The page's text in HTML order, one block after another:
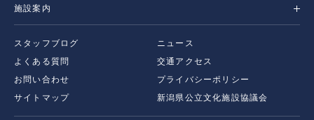
施設案内
スタッフブログ
ニュース
よくある質問
交通アクセス
お問い合わせ
プライバシーポリシー
サイトマップ
新潟県公立文化施設協議会